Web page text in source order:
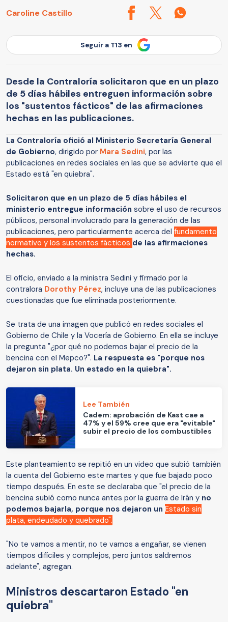
Caroline Castillo
Seguir a T13 en
Desde la Contraloría solicitaron que en un plazo
de 5 días hábiles entreguen información sobre
los "sustentos fácticos" de las afirmaciones
hechas en las publicaciones.
La Contraloría ofició al Ministerio Secretaría General
de Gobierno, dirigido por Mara Sedini, por las
publicaciones en redes sociales en las que se advierte que el
Estado está "en quiebra".
Solicitaron que en un plazo de 5 días hábiles el
ministerio entregue información sobre el uso de recursos
públicos, personal involucrado para la generación de las
publicaciones, pero particularmente acerca del fundamento
normativo y los sustentos fácticos de las afirmaciones
hechas.
El oficio, enviado a la ministra Sedini y firmado por la
contralora Dorothy Pérez, incluye una de las publicaciones
cuestionadas que fue eliminada posteriormente.
Se trata de una imagen que publicó en redes sociales el
Gobierno de Chile y la Vocería de Gobierno. En ella se incluye
la pregunta "¿por qué no podemos bajar el precio de la
bencina con el Mepco?". La respuesta es "porque nos
dejaron sin plata. Un estado en la quiebra".
Lee También
Cadem: aprobación de Kast cae a
47% y el 59% cree que era "evitable"
subir el precio de los combustibles
Este planteamiento se repitió en un video que subió también
la cuenta del Gobierno este martes y que fue bajado poco
tiempo después. En este se declaraba que "el precio de la
bencina subió como nunca antes por la guerra de Irán y no
podemos bajarla, porque nos dejaron un Estado sin
plata, endeudado y quebrado".
"No te vamos a mentir, no te vamos a engañar, se vienen
tiempos difíciles y complejos, pero juntos saldremos
adelante", agregan.
Ministros descartaron Estado "en
quiebra"